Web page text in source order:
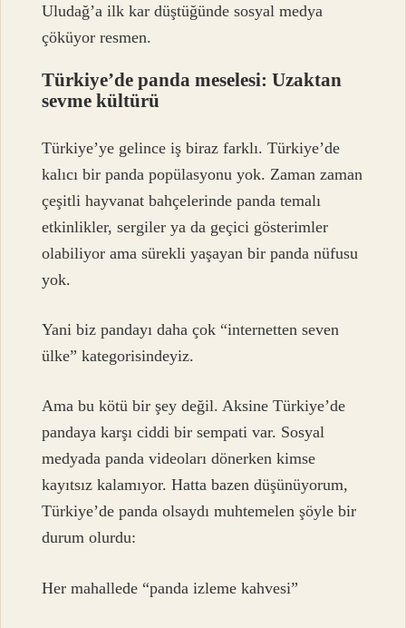
Uludağ’a ilk kar düştüğünde sosyal medya
çöküyor resmen.
Türkiye’de panda meselesi: Uzaktan
sevme kültürü
Türkiye’ye gelince iş biraz farklı. Türkiye’de
kalıcı bir panda popülasyonu yok. Zaman zaman
çeşitli hayvanat bahçelerinde panda temalı
etkinlikler, sergiler ya da geçici gösterimler
olabiliyor ama sürekli yaşayan bir panda nüfusu
yok.
Yani biz pandayı daha çok “internetten seven
ülke” kategorisindeyiz.
Ama bu kötü bir şey değil. Aksine Türkiye’de
pandaya karşı ciddi bir sempati var. Sosyal
medyada panda videoları dönerken kimse
kayıtsız kalamıyor. Hatta bazen düşünüyorum,
Türkiye’de panda olsaydı muhtemelen şöyle bir
durum olurdu:
Her mahallede “panda izleme kahvesi”